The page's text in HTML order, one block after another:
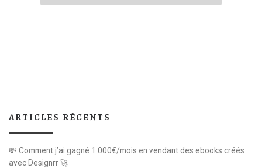
ARTICLES RÉCENTS
💸 Comment j’ai gagné 1 000€/mois en vendant des ebooks créés
avec Designrr 🚀